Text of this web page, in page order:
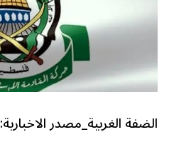
الضفة الغربية_مصدر الاخبارية: